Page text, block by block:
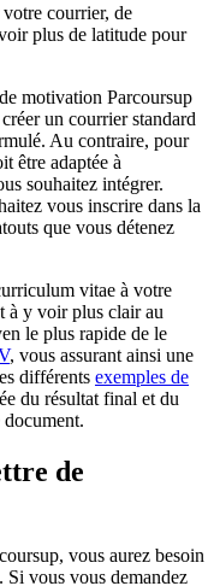
courrier, de
plus de latitude pour
motivation Parcoursup
un courrier standard
Au contraire, pour
être adaptée à
souhaitez intégrer.
vous inscrire dans la
que vous détenez
vitae à votre
à y voir plus clair au
le plus rapide de le
, vous assurant ainsi une
différents exemples de
du résultat final et du
de
vous aurez besoin
Si vous vous demandez